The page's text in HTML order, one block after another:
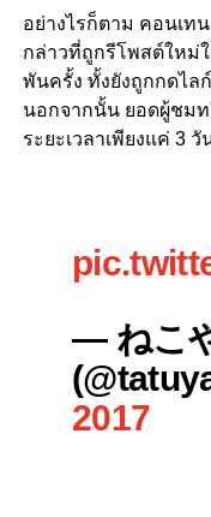
อย่างไรก็ตาม คอนเท
กล่าวที่ถูกรีโพสต์ใหม่
พันครั้ง ทั้งยังถูกกดไล
นอกจากนั้น ยอดผู้ชมท
ระยะเวลาเพียงแค่ 3 วั
— ねこ
2017